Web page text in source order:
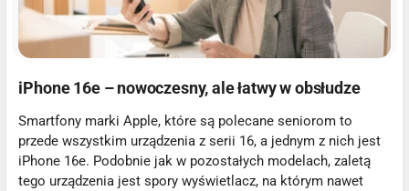
iPhone 16e – nowoczesny, ale łatwy w obsłudze
Smartfony marki Apple, które są polecane seniorom to
przede wszystkim urządzenia z serii 16, a jednym z nich jest
iPhone 16e. Podobnie jak w pozostałych modelach, zaletą
tego urządzenia jest spory wyświetlacz, na którym nawet